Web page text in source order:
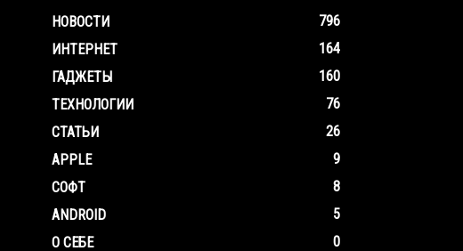
НОВОСТИ
796
ИНТЕРНЕТ
164
ГАДЖЕТЫ
160
ТЕХНОЛОГИИ
76
СТАТЬИ
26
APPLE
9
СОФТ
8
ANDROID
5
О СЕБЕ
0